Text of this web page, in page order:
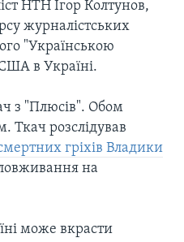
НТН Ігор Колтунов,
журналістських
"Українською
в Україні.
з "Плюсів". Обом
Ткач розслідував
гріхів Владики
на
може вкрасти